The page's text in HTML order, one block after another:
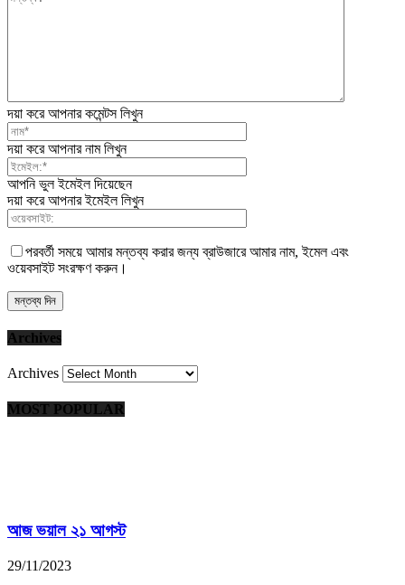
দয়া করে আপনার কমেন্টস লিখুন
দয়া করে আপনার নাম লিখুন
আপনি ভুল ইমেইল দিয়েছেন
দয়া করে আপনার ইমেইল লিখুন
পরবর্তী সময়ে আমার মন্তব্য করার জন্য ব্রাউজারে আমার নাম, ইমেল এবং
ওয়েবসাইট সংরক্ষণ করুন।
Archives
Archives
MOST POPULAR
আজ ভয়াল ২১ আগস্ট
29/11/2023